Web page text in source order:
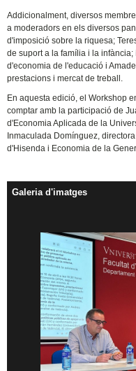
Addicionalment, diversos
a moderadors en els diversos
d'imposició sobre la riquesa;
de suport a la família i la infància;
d'economia de l'educació i
prestacions i mercat de treball.
En aquesta edició, el Workshop
comptar amb la participació de
d'Economia Aplicada de la
Inmaculada Domínguez,
d'Hisenda i Economia de la
Galeria d'imatges